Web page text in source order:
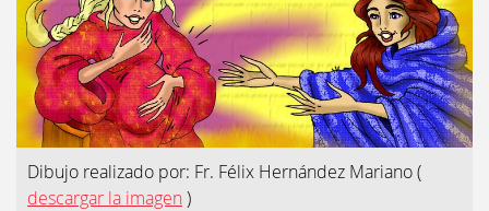
Dibujo realizado por: Fr. Félix Hernández Mariano(
descargar la imagen )